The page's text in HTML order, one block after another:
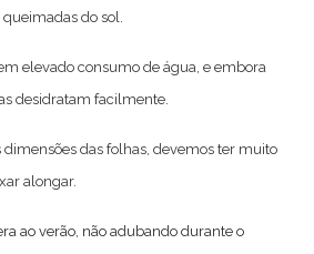
do sol.
elevado consumo de água, e embora
desidratam facilmente.
dimensões das folhas, devemos ter muito
alongar.
ao verão, não adubando durante o